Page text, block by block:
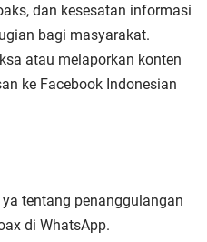
dan kesesatan informasi
bagi masyarakat.
atau melaporkan konten
ke Facebook Indonesian
tentang penanggulangan
di WhatsApp.